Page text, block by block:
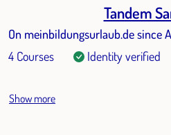
Tandem
On meinbildungsurlaub.de since
4 Courses
Identity verified
Show more